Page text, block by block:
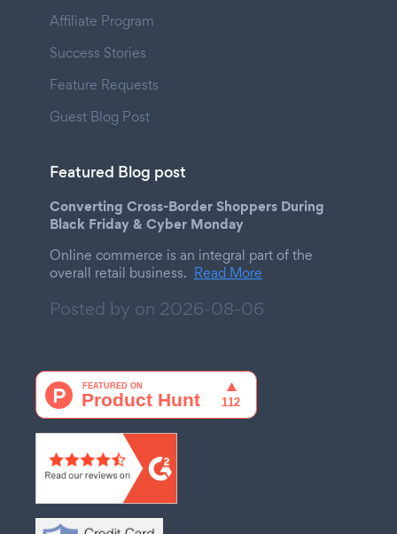
Affiliate Program
Success Stories
Feature Requests
Guest Blog Post
Featured Blog post
Converting Cross-Border Shoppers During
Black Friday & Cyber Monday
Online commerce is an integral part of the
overall retail business. Read More
Posted by on 2026-08-06